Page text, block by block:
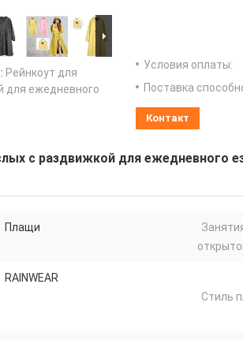
Рейнкоут для
для ежедневного
Условия оплаты:
Поставка
Контакт
с раздвижкой для ежедневного
Плащи
RAINWEAR
Стиль